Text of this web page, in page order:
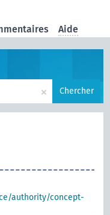
Aide
× Chercher
authority/concept-